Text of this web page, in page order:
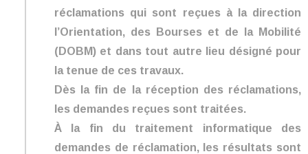
réclamations qui sont reçues à la direction
l’Orientation, des Bourses et de la Mobilité
(DOBM) et dans tout autre lieu désigné pour
la tenue de ces travaux.
Dès la fin de la réception des réclamations,
les demandes reçues sont traitées.
À la fin du traitement informatique des
demandes de réclamation, les résultats sont